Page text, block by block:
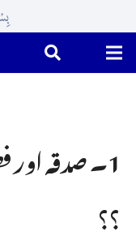
1۔ صدقہ اور
؟؟